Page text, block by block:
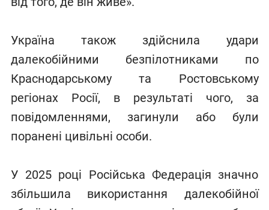
Україна також здійснила удари
далекобійними безпілотниками по
Краснодарському та Ростовському
регіонах Росії, в результаті чого, за
повідомленнями, загинули або були
поранені цивільні особи.
У 2025 році Російська Федерація значно
збільшила використання далекобійної